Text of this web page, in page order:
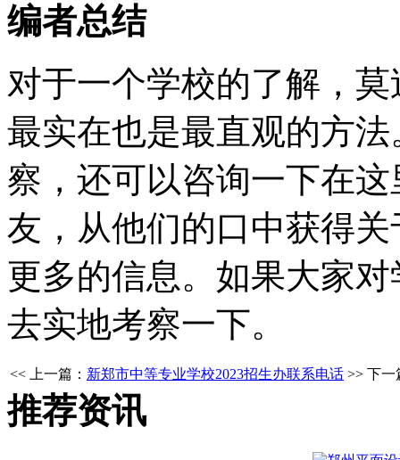
编者总结
对于一个学校的了解，
最实在也是最直观的方
察，还可以咨询一下在
友，从他们的口中获得
更多的信息。如果大家
去实地考察一下。
<< 上一篇： 新郑市中等专业学校2023招生办联系电话 >> 下一
推荐资讯